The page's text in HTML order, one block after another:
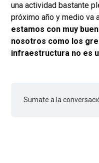
una actividad bastante
próximo año y medio va
estamos con muy
nosotros como los
infraestructura no es
Sumate a la